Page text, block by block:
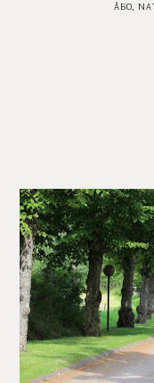
ÅBO,
Kuvat